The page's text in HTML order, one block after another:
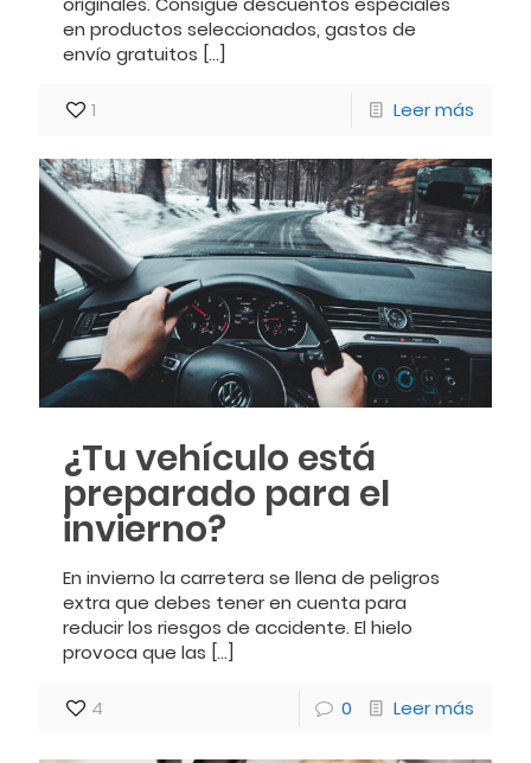
en productos seleccionados, gastos de
envío gratuitos […]
1 Leer más
¿Tu vehículo está
preparado para el
invierno?
En invierno la carretera se llena de peligros
extra que debes tener en cuenta para
reducir los riesgos de accidente. El hielo
provoca que las […]
4 0 Leer más